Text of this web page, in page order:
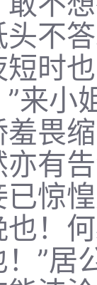
不
短时
”来小
畏
亦有
已惊
也！
”居